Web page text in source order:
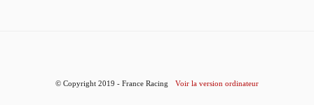
© Copyright 2019 - France Racing Voir la version ordinateur